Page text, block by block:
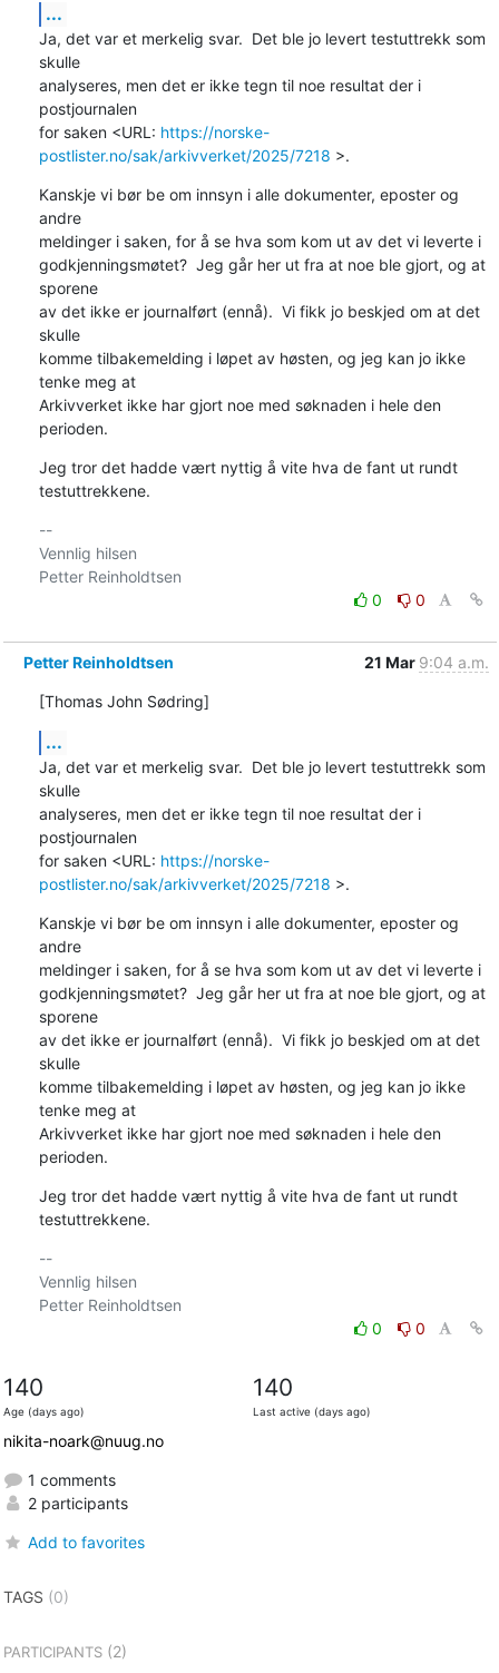
...
Ja, det var et merkelig svar.  Det ble jo levert testuttrekk som
skulle
analyseres, men det er ikke tegn til noe resultat der i
postjournalen
for saken <URL: https://norske-
postlister.no/sak/arkivverket/2025/7218 >.
Kanskje vi bør be om innsyn i alle dokumenter, eposter og
andre
meldinger i saken, for å se hva som kom ut av det vi leverte i
godkjenningsmøtet?  Jeg går her ut fra at noe ble gjort, og at
sporene
av det ikke er journalført (ennå).  Vi fikk jo beskjed om at det
skulle
komme tilbakemelding i løpet av høsten, og jeg kan jo ikke
tenke meg at
Arkivverket ikke har gjort noe med søknaden i hele den
perioden.
Jeg tror det hadde vært nyttig å vite hva de fant ut rundt
testuttrekkene.
--
Vennlig hilsen
0
0
Petter Reinholdtsen 21 Mar 9:04 a.m.
[Thomas John Sødring]
...
Ja, det var et merkelig svar.  Det ble jo levert testuttrekk som
skulle
analyseres, men det er ikke tegn til noe resultat der i
postjournalen
for saken <URL: https://norske-
postlister.no/sak/arkivverket/2025/7218 >.
Kanskje vi bør be om innsyn i alle dokumenter, eposter og
andre
meldinger i saken, for å se hva som kom ut av det vi leverte i
godkjenningsmøtet?  Jeg går her ut fra at noe ble gjort, og at
sporene
av det ikke er journalført (ennå).  Vi fikk jo beskjed om at det
skulle
komme tilbakemelding i løpet av høsten, og jeg kan jo ikke
tenke meg at
Arkivverket ikke har gjort noe med søknaden i hele den
perioden.
Jeg tror det hadde vært nyttig å vite hva de fant ut rundt
testuttrekkene.
--
Vennlig hilsen
0
0
140
Age (days ago)
140
Last active (days ago)
nikita-noark@nuug.no
1 comments
2 participants
Add to favorites
TAGS (0)
PARTICIPANTS(2)